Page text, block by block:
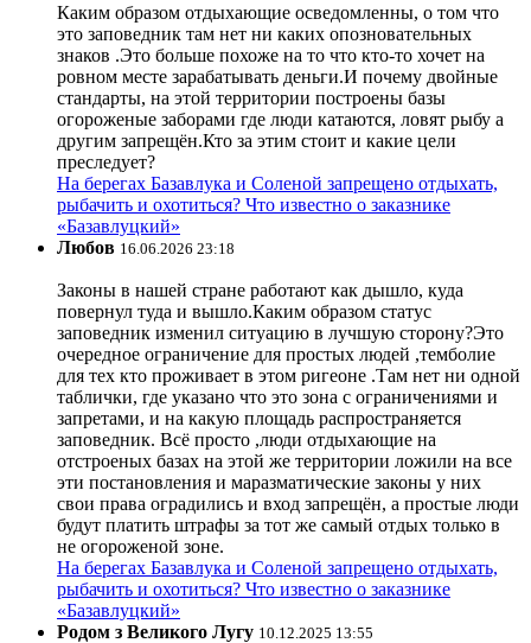
Каким образом отдыхающие осведомленны, о том что
это заповедник там нет ни каких опозновательных
знаков .Это больше похоже на то что кто-то хочет на
ровном месте зарабатывать деньги.И почему двойные
стандарты, на этой территории построены базы
огороженые заборами где люди катаются, ловят рыбу а
другим запрещён.Кто за этим стоит и какие цели
преследует?
На берегах Базавлука и Соленой запрещено отдыхать,
рыбачить и охотиться? Что известно о заказнике
«Базавлуцкий»
Любов 16.06.2026 23:18
Законы в нашей стране работают как дышло, куда
повернул туда и вышло.Каким образом статус
заповедник изменил ситуацию в лучшую сторону?Это
очередное ограничение для простых людей ,темболие
для тех кто проживает в этом ригеоне .Там нет ни одной
таблички, где указано что это зона с ограничениями и
запретами, и на какую площадь распространяется
заповедник. Всё просто ,люди отдыхающие на
отстроеных базах на этой же территории ложили на все
эти постановления и маразматические законы у них
свои права оградились и вход запрещён, а простые люди
будут платить штрафы за тот же самый отдых только в
не огороженой зоне.
На берегах Базавлука и Соленой запрещено отдыхать,
рыбачить и охотиться? Что известно о заказнике
«Базавлуцкий»
Родом з Великого Лугу 10.12.2025 13:55